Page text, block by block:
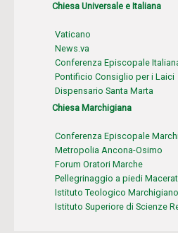
Chiesa Universale e Italiana
Vaticano
News.va
Conferenza Episcopale
Pontificio Consiglio per i Laici
Dispensario Santa Marta
Chiesa Marchigiana
Conferenza Episcopale
Metropolia Ancona-Osimo
Forum Oratori Marche
Pellegrinaggio a piedi
Istituto Teologico Marchigiano
Istituto Superiore di Scienze